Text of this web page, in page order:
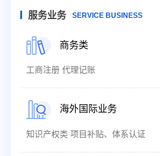
服务业务 SERVICE BUSINESS
商务类
工商注册 代理记账
海外国际业务
知识产权类 项目补贴、体系认证